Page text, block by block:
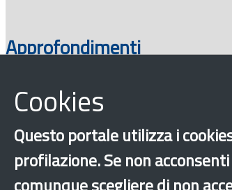
Approfondimenti
Cookies
Questo portale utilizza i
profilazione. Se non